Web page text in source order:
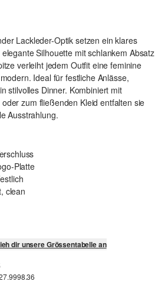
Lackleder-Optik setzen ein klares
Silhouette mit schlankem Absatz
verleiht jedem Outfit eine feminine
Ideal für festliche Anlässe,
stilvolles Dinner. Kombiniert mit
zum fließenden Kleid entfalten sie
Ausstrahlung.
Platte
clean
dir unsere Grössentabelle an